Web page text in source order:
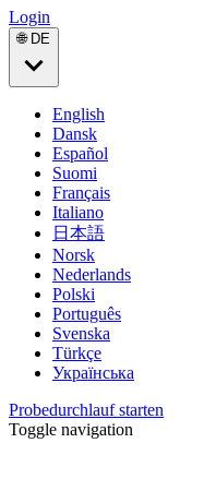
Login
🌐 DE
English
Dansk
Español
Suomi
Français
Italiano
日本語
Norsk
Nederlands
Polski
Português
Svenska
Türkçe
Українська
Probedurchlauf starten
Toggle navigation